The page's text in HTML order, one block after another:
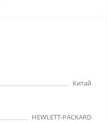
Китай
HEWLETT-PACKARD